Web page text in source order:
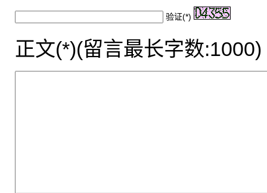
验证(*)
正文(*)(留言最长字数:1000)